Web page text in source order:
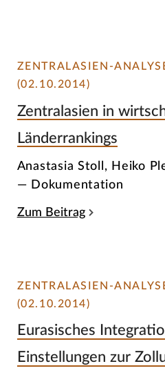
ZENTRALASIEN-
(02.10.2014)
Zentralasien in
Länderrankings
Anastasia Stoll, Heiko
— Dokumentation
Zum Beitrag
ZENTRALASIEN-
(02.10.2014)
Eurasisches
Einstellungen zur